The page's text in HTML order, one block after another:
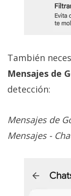
También
Mensajes de
detección:
Mensajes de
Mensajes -